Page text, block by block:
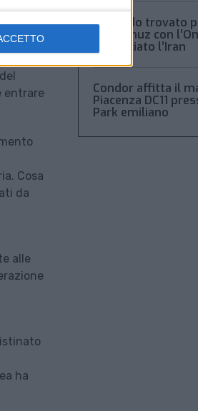
a
entrare
Cosa
da
alle
ha
“Accordo trovato
di Hormuz con
annunciato l’Iran
Condor affitta il
Piacenza DC11
Park emiliano